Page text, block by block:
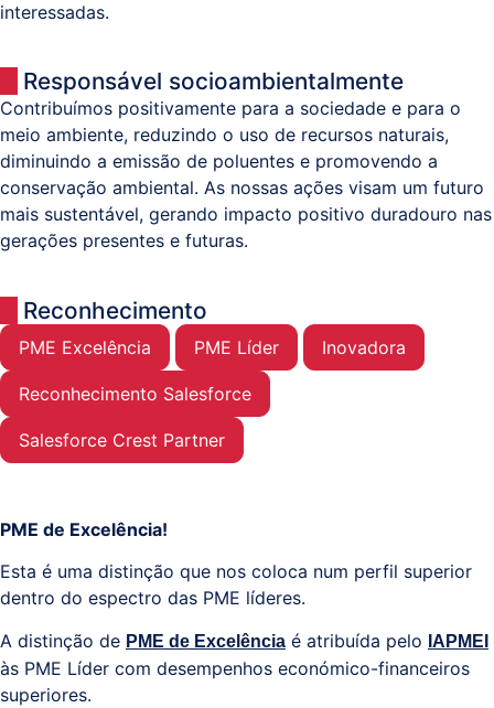
interessadas.
Responsável socioambientalmente
Contribuímos positivamente para a sociedade e para o
meio ambiente, reduzindo o uso de recursos naturais,
diminuindo a emissão de poluentes e promovendo a
conservação ambiental. As nossas ações visam um futuro
mais sustentável, gerando impacto positivo duradouro nas
gerações presentes e futuras.
Reconhecimento
PME Excelência PME Líder Inovadora
Reconhecimento Salesforce
Salesforce Crest Partner
PME de Excelência!
Esta é uma distinção que nos coloca num perfil superior
dentro do espectro das PME líderes.
A distinção de PME de Excelência é atribuída pelo IAPMEI
às PME Líder com desempenhos económico-financeiros
superiores.